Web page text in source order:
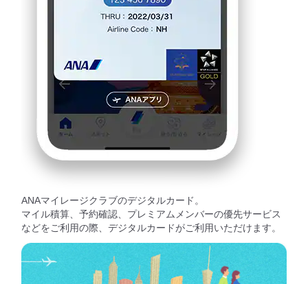
ANAマイレージクラブのデジタルカード。
マイル積算、予約確認、プレミアムメンバーの優先サービス
などをご利用の際、デジタルカードがご利用いただけます。